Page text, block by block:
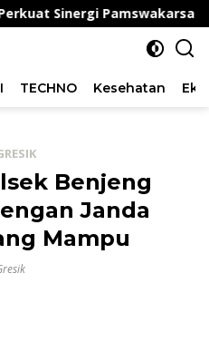
Sinergi Pamswakarsa
TECHNO Kesehatan
Benjeng
Janda
Mampu